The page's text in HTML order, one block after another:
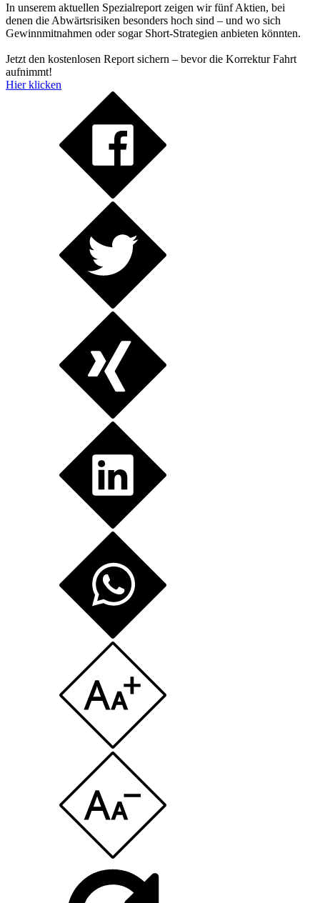
In unserem aktuellen Spezialreport zeigen wir fünf Aktien, bei
denen die Abwärtsrisiken besonders hoch sind – und wo sich
Gewinnmitnahmen oder sogar Short-Strategien anbieten könnten.
Jetzt den kostenlosen Report sichern – bevor die Korrektur Fahrt
aufnimmt!
Hier klicken